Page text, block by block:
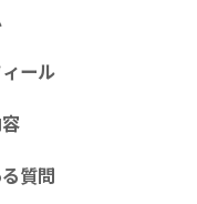
ール
質問